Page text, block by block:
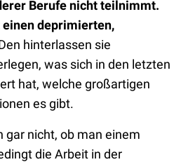
Berufe nicht teilnimmt.
deprimierten,
hinterlassen sie
was sich in den letzten
hat, welche großartigen
es gibt.
gar nicht, ob man einem
die Arbeit in der